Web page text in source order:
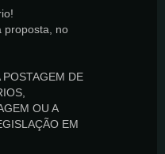
proposta, no
POSTAGEM DE
OU A
EM